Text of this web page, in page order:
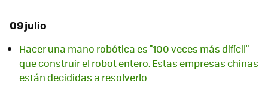
09 julio
Hacer una mano robótica es "100 veces más difícil"
que construir el robot entero. Estas empresas chinas
están decididas a resolverlo